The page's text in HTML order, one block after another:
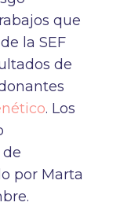
que
la SEF
de
. Los
por Marta